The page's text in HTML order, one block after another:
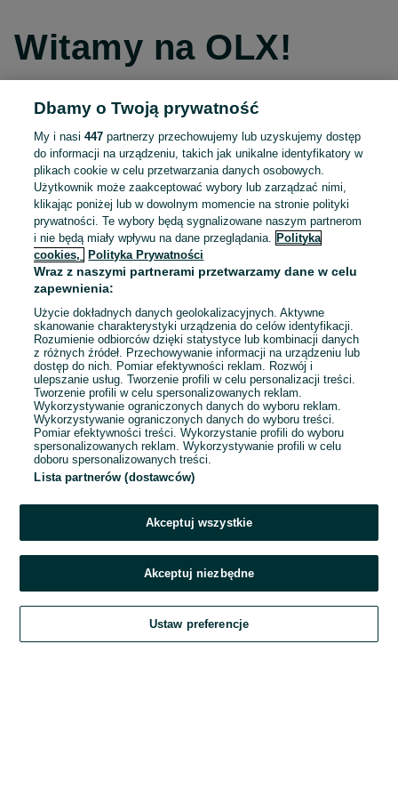
Witamy na OLX!
Kontynuuj przez Facebooka
Kontynuuj przez konto Apple
Kontynuuj przez konto Google
LUB
E-mail
Hasło
Zaloguj się
Kontynuując za pośrednictwem jednego z dostawców wskazanych powyżej,
OLX.pl w jego aktualnym brzmieniu.
Dbamy o Twoją prywatność
My i nasi447 partnerzy przechowujemy lub uzyskujemy dostęp
do informacji na urządzeniu, takich jak unikalne identyfikatory w
plikach cookie w celu przetwarzania danych osobowych.
Użytkownik może zaakceptować wybory lub zarządzać nimi,
klikając poniżej lub w dowolnym momencie na stronie polityki
prywatności. Te wybory będą sygnalizowane naszym partnerom
i nie będą miały wpływu na dane przeglądania.
Polityka
cookies,
Polityka Prywatności
Wraz z naszymi partnerami przetwarzamy dane w celu
zapewnienia:
Użycie dokładnych danych geolokalizacyjnych. Aktywne
skanowanie charakterystyki urządzenia do celów identyfikacji.
Rozumienie odbiorców dzięki statystyce lub kombinacji danych
z różnych źródeł. Przechowywanie informacji na urządzeniu lub
dostęp do nich. Pomiar efektywności reklam. Rozwój i
ulepszanie usług. Tworzenie profili w celu personalizacji treści.
Tworzenie profili w celu spersonalizowanych reklam.
Wykorzystywanie ograniczonych danych do wyboru reklam.
Wykorzystywanie ograniczonych danych do wyboru treści.
Pomiar efektywności treści. Wykorzystanie profili do wyboru
spersonalizowanych reklam. Wykorzystywanie profili w celu
doboru spersonalizowanych treści.
Lista partnerów (dostawców)
Akceptuj wszystkie
Akceptuj niezbędne
Ustaw preferencje